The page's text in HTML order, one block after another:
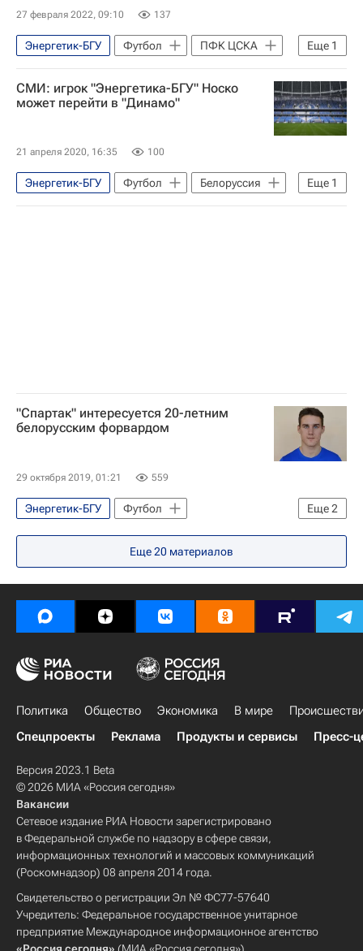
27 февраля 2022, 09:10 137
Еще 1
Энергетик-БГУ Футбол
ПФК ЦСКА
Илья Шкурин
СМИ: игрок "Энергетика-БГУ" Носко
может перейти в "Динамо"
21 апреля 2020, 16:35 100
Еще 1
Энергетик-БГУ Футбол
Белоруссия
Динамо Москва
"Спартак" интересуется 20-летним
белорусским форвардом
29 октября 2019, 01:21 559
Еще2
Энергетик-БГУ
Футбол
Спартак Москва
Илья Шкурин
Еще20 материалов
Политика Общество Экономика В мире
Спецпроекты
Реклама Продукты и сервисы Пресс-
Версия 2023.1 Beta
© 2026 МИА «Россия сегодня»
Вакансии
Сетевое издание РИА Новости зарегистрировано
в Федеральной службе по надзору в сфере связи,
информационных технологий и массовых коммуникаций
(Роскомнадзор) 08 апреля 2014 года.
Свидетельство о регистрации Эл № ФС77-57640
Учредитель: Федеральное государственное унитарное
предприятие Международное информационное агентство